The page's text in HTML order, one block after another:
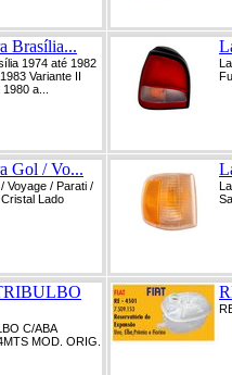
Brasília...
1974 até 1982
Variante II
a...
Gol / Vo...
Voyage / Parati /
Lado
C/ABA
MOD. ORIG.